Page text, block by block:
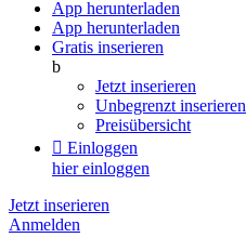
App herunterladen
App herunterladen
Gratis inserieren
b
Jetzt inserieren
Unbegrenzt inserieren
Preisübersicht
 Einloggen
hier einloggen
Jetzt inserieren
Anmelden